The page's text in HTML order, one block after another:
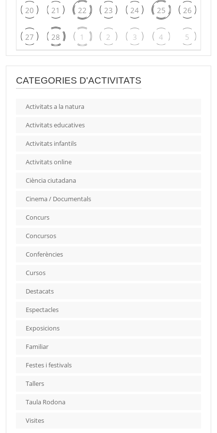
20 21 22 23 24 25 26
27 28 1 2 3 4 5
CATEGORIES D'ACTIVITATS
Activitats a la natura
Activitats educatives
Activitats infantils
Activitats online
Ciència ciutadana
Cinema / Documentals
Concurs
Concursos
Conferències
Cursos
Destacats
Espectacles
Exposicions
Familiar
Festes i festivals
Tallers
Taula Rodona
Visites